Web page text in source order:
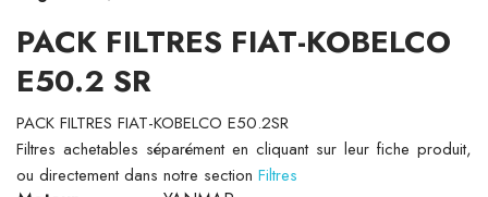
PACK FILTRES FIAT-KOBELCO
E50.2 SR
PACK FILTRES FIAT-KOBELCO E50.2SR
Filtres achetables séparément en cliquant sur leur fiche produit,
ou directement dans notre section Filtres